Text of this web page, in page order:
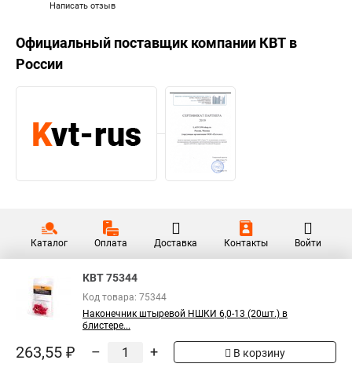
Написать отзыв
Официальный поставщик компании КВТ в
России
Каталог Оплата Доставка Контакты Войти
КВТ 75344
Код товара: 75344
Наконечник штыревой НШКИ 6,0-13 (20шт.) в
блистере...
263,55 ₽ – + В корзину